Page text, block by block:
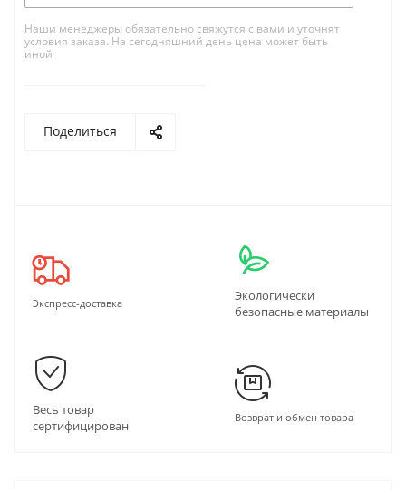
Наши менеджеры обязательно свяжутся с вами и уточнят
условия заказа. На сегодняшний день цена может быть
иной
Поделиться
Экспресс-доставка
Экологически
безопасные материалы
Весь товар
сертифицирован
Возврат и обмен товара